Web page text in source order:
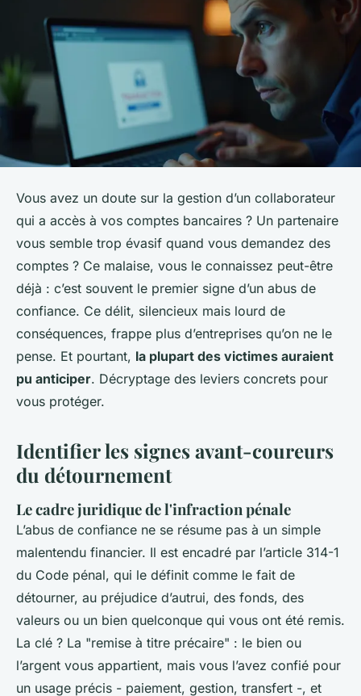
Vous avez un doute sur la gestion d’un collaborateur
qui a accès à vos comptes bancaires ? Un partenaire
vous semble trop évasif quand vous demandez des
comptes ? Ce malaise, vous le connaissez peut-être
déjà : c’est souvent le premier signe d’un abus de
confiance. Ce délit, silencieux mais lourd de
conséquences, frappe plus d’entreprises qu’on ne le
pense. Et pourtant, la plupart des victimes auraient
pu anticiper. Décryptage des leviers concrets pour
vous protéger.
Identifier les signes avant-coureurs
du détournement
Le cadre juridique de l'infraction pénale
L’abus de confiance ne se résume pas à un simple
malentendu financier. Il est encadré par l’article 314-1
du Code pénal, qui le définit comme le fait de
détourner, au préjudice d’autrui, des fonds, des
valeurs ou un bien quelconque qui vous ont été remis.
La clé ? La "remise à titre précaire" : le bien ou
l’argent vous appartient, mais vous l’avez confié pour
un usage précis - paiement, gestion, transfert -, et